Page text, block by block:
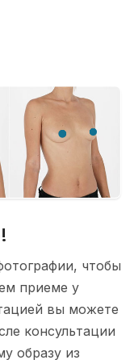
чтобы
приеме у
вы можете
консультации
образу из